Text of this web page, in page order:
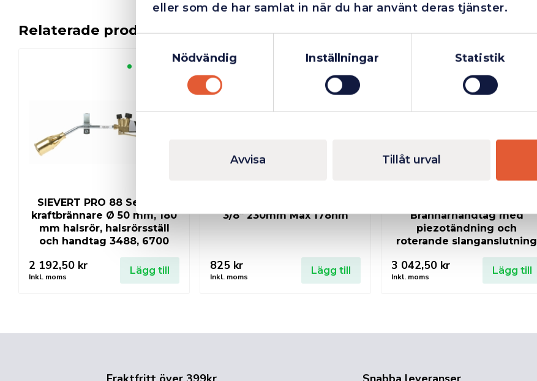
eller som de har samlat in när du har använt deras tjänster.
Nödvändig
Inställningar Statistik
Avvisa Tillåt urval
Relaterade produkter
SIEVERT PRO 88 Set med
kraftbrännare Ø 50 mm, 180
mm halsrör, halsrörsställ
och handtag 3488, 6700
2 192,50 kr
Inkl. moms
Lägg till
Finns i lager
3/8″ 230mm Max 178nm
825 kr
Inkl. moms
Lägg till
Brännarhandtag med
piezotändning och
roterande slanganslutning
3 042,50 kr
Inkl. moms
Lägg till